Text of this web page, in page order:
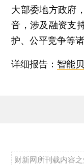
大部委地方政府
音，涉及融资支
护、公平竞争等
详细报告： 智能
财新网所刊载内容